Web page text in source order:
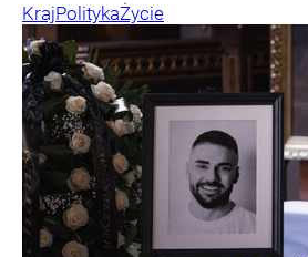
KrajPolitykaŻycie